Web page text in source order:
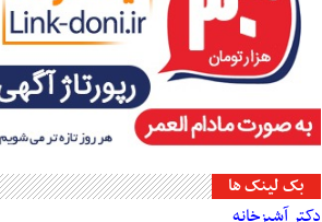
بک لینک ها